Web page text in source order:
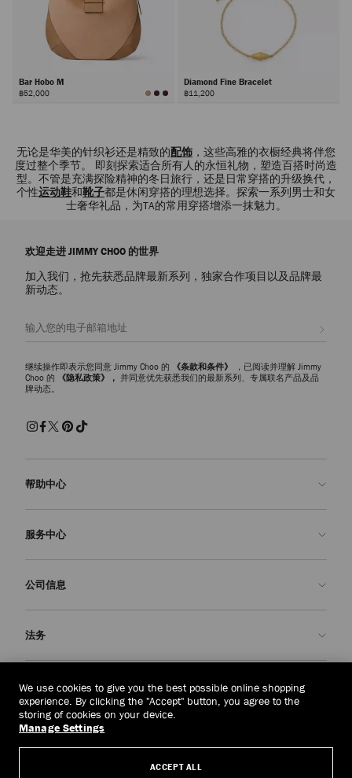
Bar Hobo M
฿52,000
Diamond Fine Bracelet
฿11,200
步
无论是华美的针织衫还是精致的配饰 ，这些高雅的衣橱经典将伴您
度过整个季节。 即刻探索适合所有人的永恒礼物，塑造百搭时尚造
型。不管是充满探险精神的冬日旅行，还是日常穿搭的升级换代，
个性运动鞋和靴子都是休闲穿搭的理想选择。探索一系列男士和女
士奢华礼品，为TA的常用穿搭增添一抹魅力。
欢迎走进 JIMMY CHOO 的世界
加入我们，抢先获悉品牌最新系列，独家合作项目以及品牌最
新动态。
继续操作即表示您同意 Jimmy Choo 的 《条款和条件》
，已阅读并理解 Jimmy
Choo 的
《隐私政策》， 并同意优先获悉我们的最新系列、专属联名产品及品
牌动态。
帮助中心
常见问题解答
提交退货
送货
服务中心
定制服务
保修服务
公司信息
我们的历史
我们的影响与责任
我們的影響與責任
匠心工艺
法务
条款与条件
被遗忘权
主体访问请求表
泰国(฿)
We use cookies to give you the best possible online shopping
experience. By clicking the "Accept" button, you agree to the
storing of cookies on your device.
Manage Settings
ACCEPT ALL